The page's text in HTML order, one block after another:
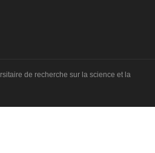
de recherche sur la science et la